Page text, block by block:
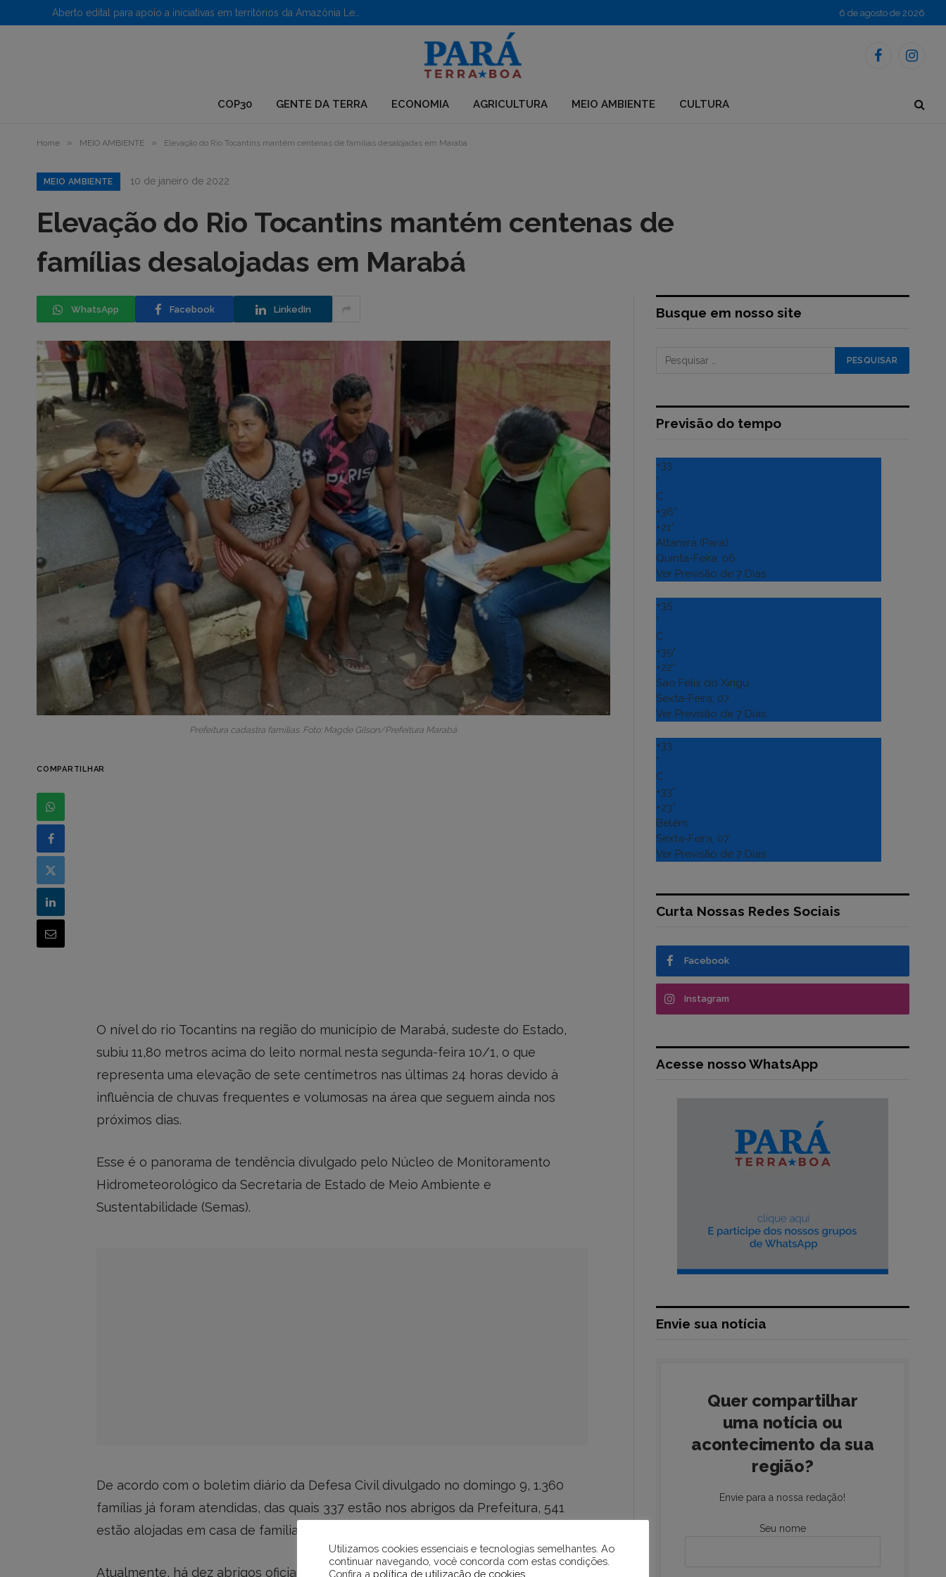
6 de agosto de 2026
Facebook
COP30 GENTE DA TERRA ECONOMIA AGRICULTURA MEIO AMBIENTE CULTURA
Home » MEIO AMBIENTE » Elevação do Rio Tocantins mantém centenas de famílias desalojadas em Marabá
MEIO AMBIENTE 10 de janeiro de 2022
Elevação do Rio Tocantins mantém centenas de
famílias desalojadas em Marabá
WhatsApp Facebook LinkedIn
Prefeitura cadastra famílias. Foto: Magde Gilson/Prefeitura Marabá
COMPARTILHAR
O nível do rio Tocantins na região do município de Marabá, sudeste do Estado,
subiu 11,80 metros acima do leito normal nesta segunda-feira 10/1, o que
representa uma elevação de sete centímetros nas últimas 24 horas devido à
influência de chuvas frequentes e volumosas na área que seguem ainda nos
próximos dias.
Esse é o panorama de tendência divulgado pelo Núcleo de Monitoramento
Hidrometeorológico da Secretaria de Estado de Meio Ambiente e
Sustentabilidade (Semas).
De acordo com o boletim diário da Defesa Civil divulgado no domingo 9, 1.360
famílias já foram atendidas, das quais 337 estão nos abrigos da Prefeitura, 541
estão alojadas em casa de familiares e ainda 147 ilhadas.
Atualmente, há dez abrigos oficiais construídos pela Defesa Civil e Secretaria de
Busque em nosso site
Previsão do tempo
+33
°
C
+36°
+21°
Altamira (Para)
Quinta-Feira, 06
Ver Previsão de 7 Dias
+35
°
C
+39°
+22°
Sao Felix do Xingu
Sexta-Feira, 07
Ver Previsão de 7 Dias
+33
°
C
+33°
+23°
Belém
Sexta-Feira, 07
Ver Previsão de 7 Dias
Curta Nossas Redes Sociais
Facebook
Instagram
Acesse nosso WhatsApp
Envie sua notícia
Quer compartilhar
uma notícia ou
acontecimento da sua
região?
Envie para a nossa redação!
Seu nome
Utilizamos cookies essenciais e tecnologias semelhantes. Ao
continuar navegando, você concorda com estas condições.
Confira a política de utilização de cookies